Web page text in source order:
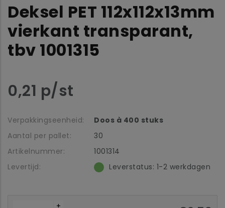
Deksel PET 112x112x13mm
vierkant transparant,
tbv 1001315
0,21 p/st
Verpakkingseenheid:
Doos à 400 stuks
Aantal per pallet:
30
Artikelnummer:
1001314
Levertijd:
Leverstatus: 1-2 werkdagen
+